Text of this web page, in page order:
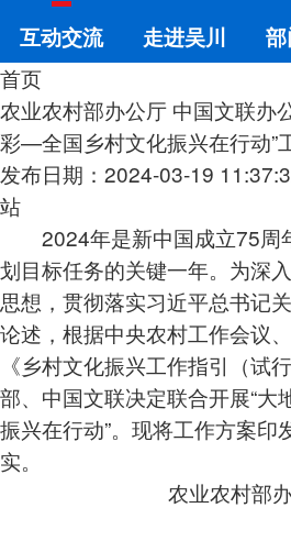
互动交流
走进吴川
首页
农业农村部办公厅 中国文联办
彩—全国乡村文化振兴在行动”
发布日期：2024-03-19
站
2024年是新中国成立75周
划目标任务的关键一年。为深
思想，贯彻落实习近平总书记
论述，根据中央农村工作会议
《乡村文化振兴工作指引（试
部、中国文联决定联合开展“
振兴在行动”。现将工作方案印
实。
农业农村部办